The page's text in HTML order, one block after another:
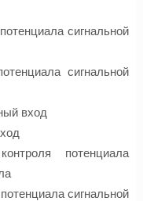
сигнальной
сигнальной
вход
потенциала
сигнальной